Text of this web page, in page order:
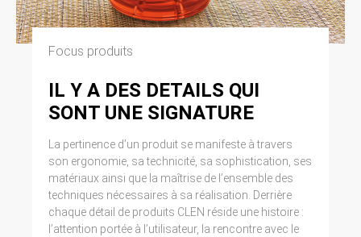
Focus produits
IL Y A DES DETAILS QUI
SONT UNE SIGNATURE
La pertinence d’un produit se manifeste à travers
son ergonomie, sa technicité, sa sophistication, ses
matériaux ainsi que la maîtrise de l’ensemble des
techniques nécessaires à sa réalisation. Derrière
chaque détail de produits CLEN réside une histoire :
l’attention portée à l’utilisateur, la rencontre avec le